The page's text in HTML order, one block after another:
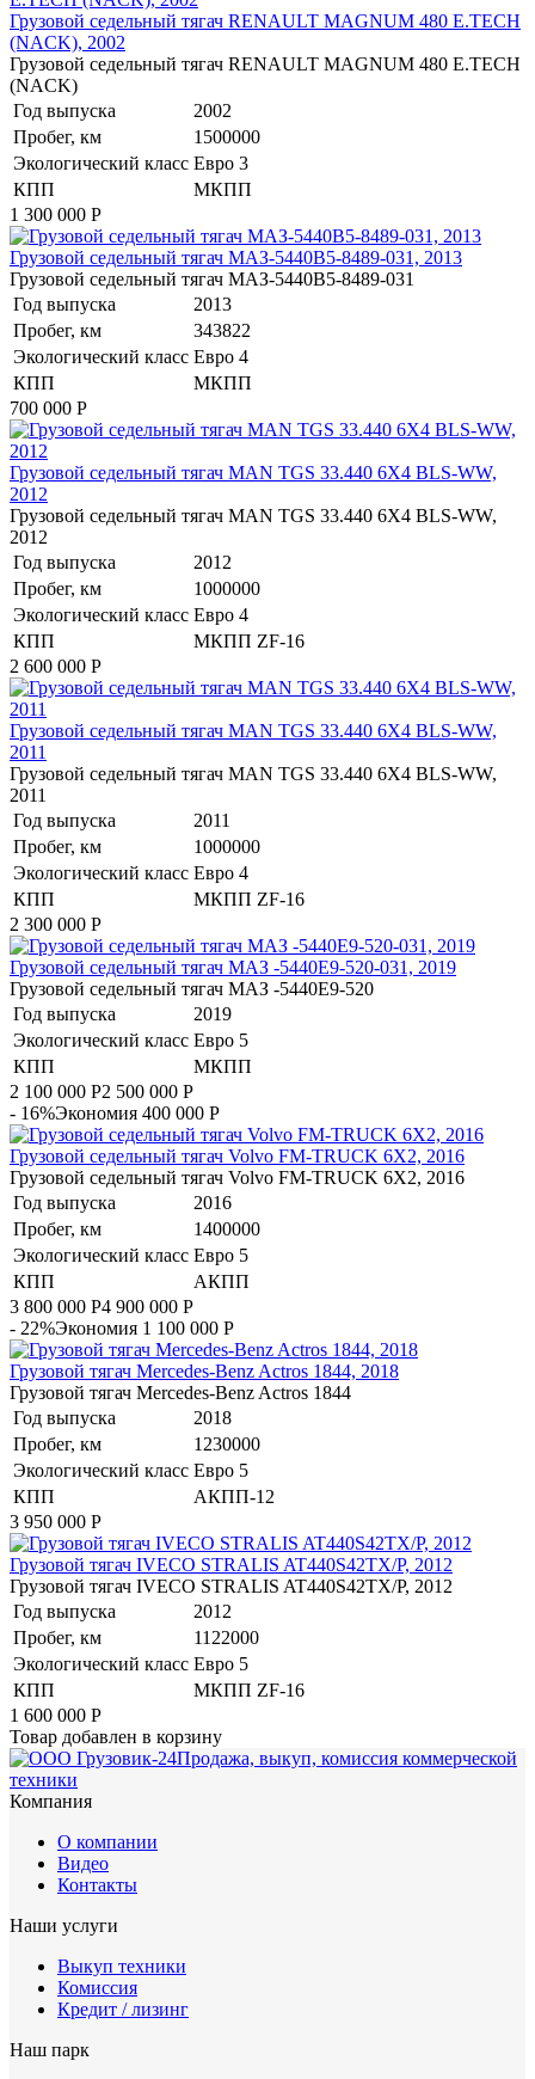
​Грузовой седельный тягач RENAULT MAGNUM 480 E.TECH
(NACK), 2002
​Грузовой седельный тягач RENAULT MAGNUM 480 E.TECH
(NACK)
Год выпуска
2002
Пробег, км
1500000
Экологический класс Евро 3
КПП
МКПП
1 300 000 Р
​Грузовой седельный тягач МАЗ-5440В5-8489-031, 2013
​Грузовой седельный тягач МАЗ-5440В5-8489-031
Год выпуска
2013
Пробег, км
343822
Экологический класс Евро 4
КПП
МКПП
700 000 Р
​Грузовой седельный тягач MAN TGS 33.440 6X4 BLS-WW,
2012
​Грузовой седельный тягач MAN TGS 33.440 6X4 BLS-WW,
2012
Год выпуска
2012
Пробег, км
1000000
Экологический класс Евро 4
КПП
МКПП ZF-16
2 600 000 Р
​Грузовой седельный тягач MAN TGS 33.440 6X4 BLS-WW,
2011
​Грузовой седельный тягач MAN TGS 33.440 6X4 BLS-WW,
2011
Год выпуска
2011
Пробег, км
1000000
Экологический класс Евро 4
КПП
МКПП ZF-16
2 300 000 Р
Грузовой седельный тягач МАЗ -5440Е9-520-031, 2019
Грузовой седельный тягач МАЗ -5440Е9-520
Год выпуска
2019
Экологический класс Евро 5
КПП
МКПП
2 100 000 Р2 500 000 Р
- 16%Экономия 400 000 Р
​Грузовой седельный тягач Volvo FM-TRUCK 6X2, 2016
​Грузовой седельный тягач Volvo FM-TRUCK 6X2, 2016
Год выпуска
2016
Пробег, км
1400000
Экологический класс Евро 5
КПП
АКПП
3 800 000 Р4 900 000 Р
- 22%Экономия 1 100 000 Р
Грузовой тягач Mercedes-Benz Actros 1844, 2018
Грузовой тягач Mercedes-Benz Actros 1844
Год выпуска
2018
Пробег, км
1230000
Экологический класс Евро 5
КПП
АКПП-12
3 950 000 Р
Грузовой тягач IVECO STRALIS AT440S42TX/P, 2012
Грузовой тягач IVECO STRALIS AT440S42TX/P, 2012
Год выпуска
2012
Пробег, км
1122000
Экологический класс Евро 5
КПП
МКПП ZF-16
1 600 000 Р
Товар добавлен в корзину
Продажа, выкуп, комиссия коммерческой
техники
Компания
О компании
Видео
Контакты
Наши услуги
Выкуп техники
Комиссия
Кредит / лизинг
Наш парк